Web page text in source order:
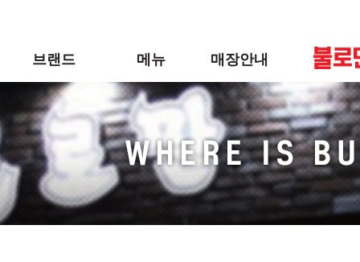
기
브랜드
불로만
BI
인테리어 컨셉
메뉴
바베큐
후라이드
사이드
신메뉴
매장안내
매장안내